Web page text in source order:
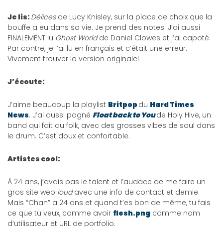
Je lis: Délices de Lucy Knisley, sur la place de choix que la
bouffe a eu dans sa vie. Je prend des notes. J’ai aussi
FINALEMENT lu Ghost Worldde Daniel Clowes et j’ai capoté.
Par contre, je l’ai lu en français et c’était une erreur.
Vivement trouver la version originale!
J’écoute:
J’aime beaucoup la playlist Britpopdu Hard Times
News. J’ai aussi pogné Float back to Youde Holy Hive, un
band qui fait du folk, avec des grosses vibes de soul dans
le drum. C’est doux et confortable.
Artistes cool:
À 24 ans, j’avais pas le talent et l’audace de me faire un
gros site web loudavec une info de contact et demie.
Mais “Chan” a 24 ans et quand t’es bon de même, tu fais
ce que tu veux, comme avoir flesh.png comme nom
d’utilisateur et URL de portfolio.